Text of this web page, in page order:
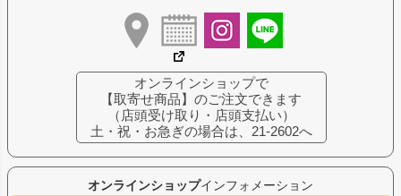
オンラインショップインフォメーション
オンラインショップで
【取寄せ商品】のご注文できます
（店頭受け取り・店頭支払い）
土・祝・お急ぎの場合は、21-2602へ